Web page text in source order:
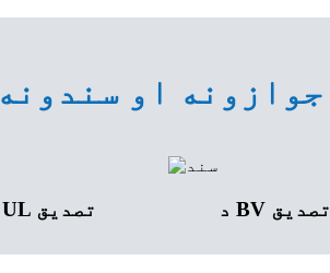
جوازونه او سندونه
د UL تصدیق د BV تصدیق